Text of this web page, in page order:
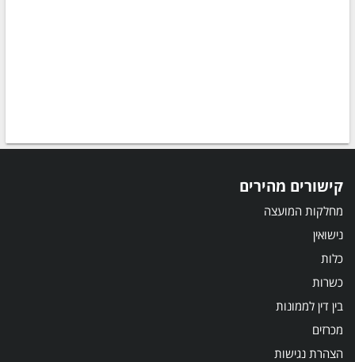
קישורים מהירים
מחלקות המועצה
נישואין
כלות
כשרות
בין דין לממונות
מכרזים
הצהרת נגישות